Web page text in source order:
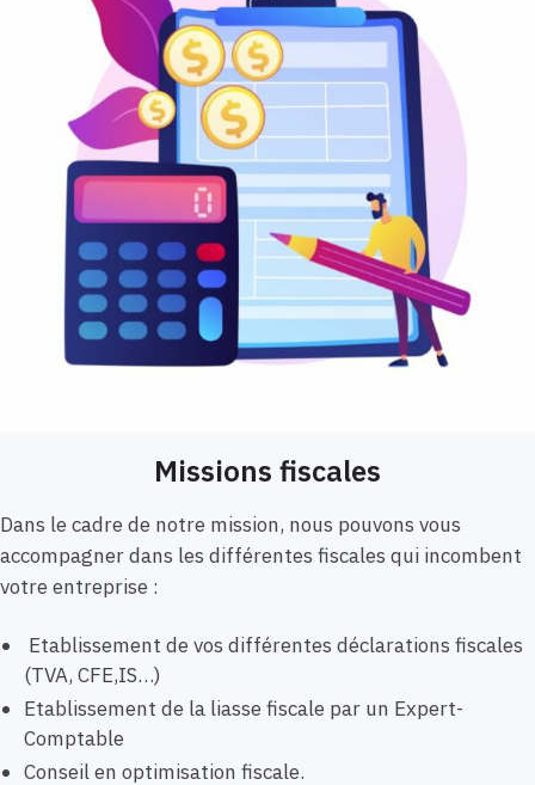
Missions fiscales
Dans le cadre de notre mission, nous pouvons vous
accompagner dans les différentes fiscales qui incombent
votre entreprise :
Etablissement de vos différentes déclarations fiscales
(TVA, CFE,IS…)
Etablissement de la liasse fiscale par un Expert-
Comptable
Conseil en optimisation fiscale.